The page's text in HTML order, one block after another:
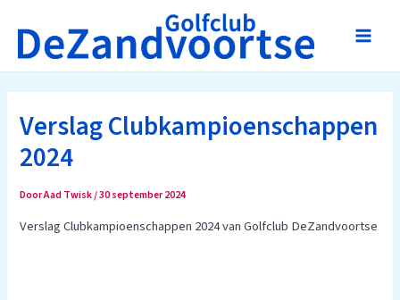
naar
inhoud
Main
Verslag Clubkampioenschappen
2024
DoorAad Twisk/30 september 2024
Verslag Clubkampioenschappen 2024 van Golfclub DeZandvoortse